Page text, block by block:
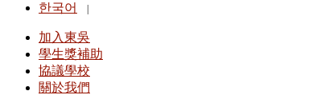
한국어
加入東吳
學生獎補助
協議學校
關於我們